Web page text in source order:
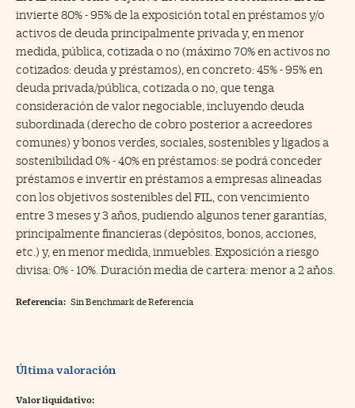
invierte 80% - 95% de la exposición total en préstamos y/o
activos de deuda principalmente privada y, en menor
medida, pública, cotizada o no (máximo 70% en activos no
cotizados: deuda y préstamos), en concreto: 45% - 95% en
deuda privada/pública, cotizada o no, que tenga
consideración de valor negociable, incluyendo deuda
subordinada (derecho de cobro posterior a acreedores
comunes) y bonos verdes, sociales, sostenibles y ligados a
sostenibilidad 0% - 40% en préstamos: se podrá conceder
préstamos e invertir en préstamos a empresas alineadas
con los objetivos sostenibles del FIL, con vencimiento
entre 3 meses y 3 años, pudiendo algunos tener garantías,
principalmente financieras (depósitos, bonos, acciones,
etc.) y, en menor medida, inmuebles. Exposición a riesgo
divisa: 0% - 10%. Duración media de cartera: menor a 2 años.
Referencia: Sin Benchmark de Referencia
Última valoración
Valor liquidativo: